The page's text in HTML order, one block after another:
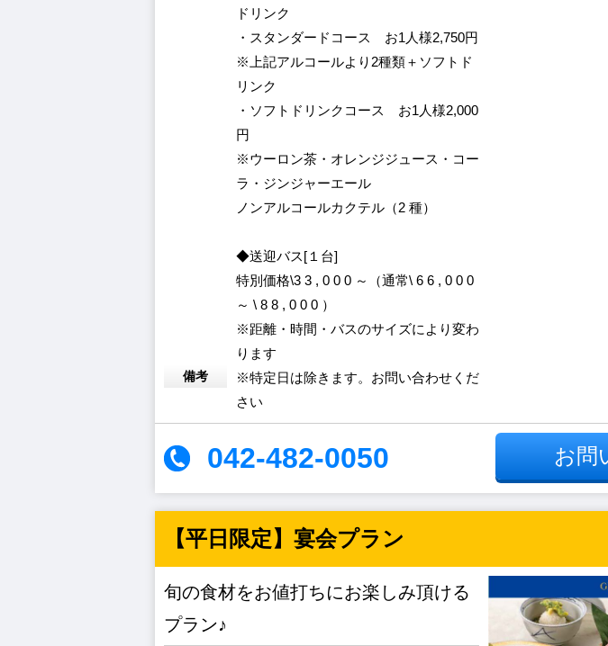
ドリンク
・スタンダードコース お1人様2,750円
※上記アルコールより2種類＋ソフトド
リンク
・ソフトドリンクコース お1人様2,000
円
※ウーロン茶・オレンジジュース・コー
ラ・ジンジャーエール
ノンアルコールカクテル（2 種）
◆送迎バス[１台]
特別価格\3 3 , 0 0 0 ～（通常\ 6 6 , 0 0 0
～ \ 8 8 , 0 0 0 ）
※距離・時間・バスのサイズにより変わ
ります
備考
※特定日は除きます。お問い合わせくだ
さい
042-482-0050 お問
【平日限定】宴会プラン
旬の食材をお値打ちにお楽しみ頂ける
プラン♪